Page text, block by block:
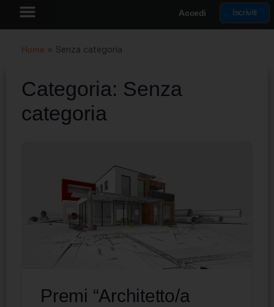
Accedi Iscriviti
Home » Senza categoria
Categoria: Senza
categoria
Premi “Architetto/a